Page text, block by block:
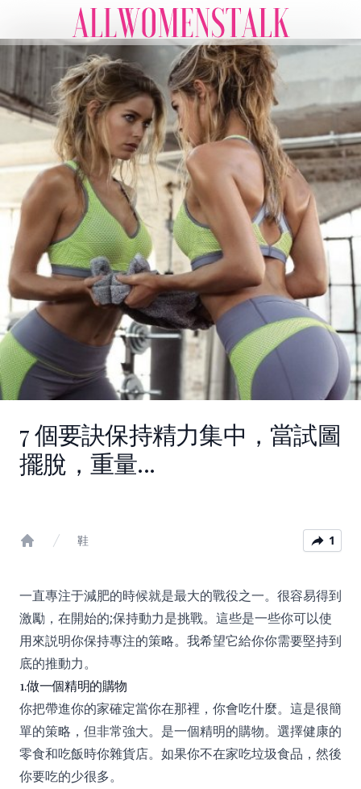
7 個要訣保持精力集中，當試圖
擺脫，重量...
鞋 1
一直專注于減肥的時候就是最大的戰役之一。很容易得到
激勵，在開始的;保持動力是挑戰。這些是一些你可以使
用來説明你保持專注的策略。我希望它給你你需要堅持到
底的推動力。
1.做一個精明的購物
你把帶進你的家確定當你在那裡，你會吃什麼。這是很簡
單的策略，但非常強大。是一個精明的購物。選擇健康的
零食和吃飯時你雜貨店。如果你不在家吃垃圾食品，然後
你要吃的少很多。